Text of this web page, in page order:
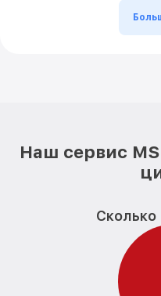
Наш сервис
Сколько